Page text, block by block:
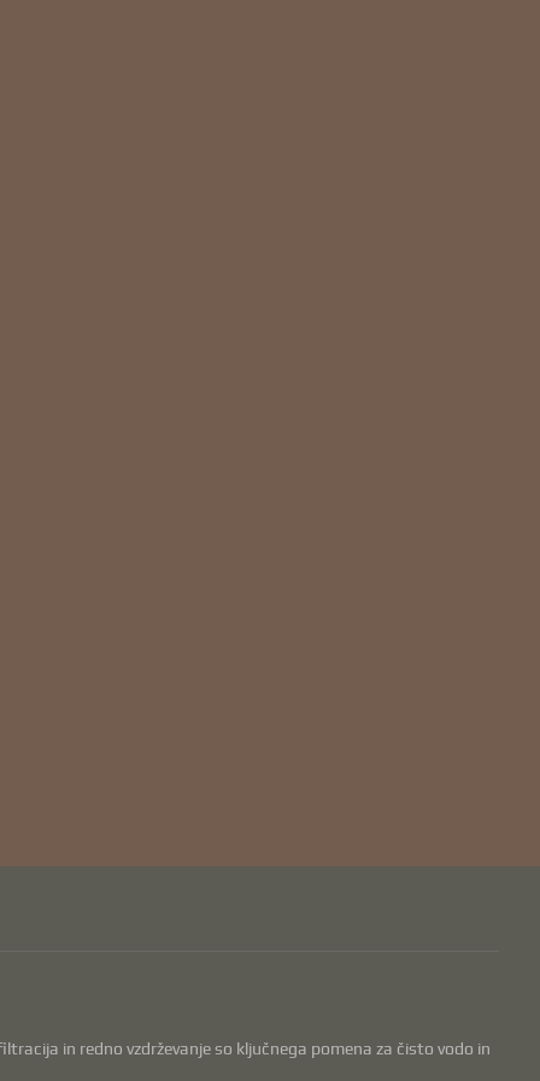
in redno vzdrževanje so ključnega pomena za čisto vodo in